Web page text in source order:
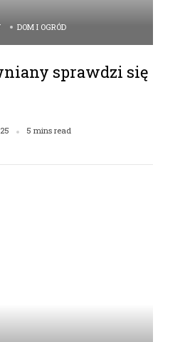
DOM I OGRÓD
sprawdzi się
5 mins read